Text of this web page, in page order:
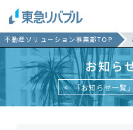
不動産ソリューション事業部TOP
お知ら
「お知らせ一覧